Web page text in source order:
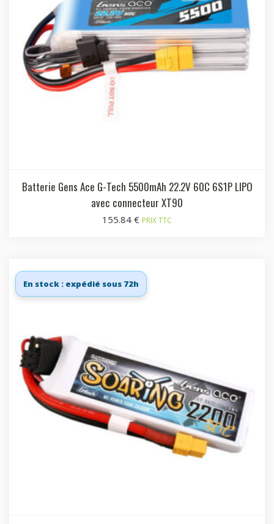
Batterie Gens Ace G-Tech 5500mAh 22.2V 60C 6S1P LIPO
avec connecteur XT90
155.84 € PRIX TTC
En stock : expédié sous 72h